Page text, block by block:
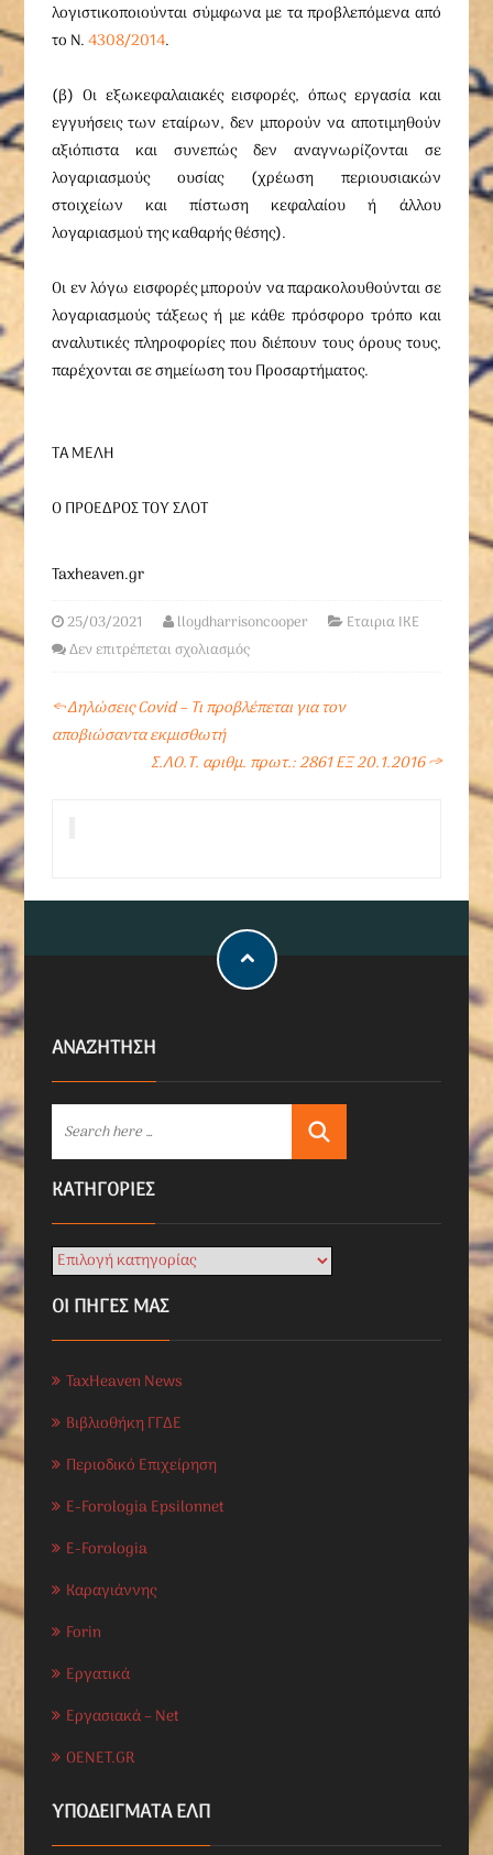
λογιστικοποιούνται σύμφωνα με τα προβλεπόμενα από
το Ν.4308/2014.
(β) Οι εξωκεφαλαιακές εισφορές, όπως εργασία και
εγγυήσεις των εταίρων, δεν μπορούν να αποτιμηθούν
αξιόπιστα και συνεπώς δεν αναγνωρίζονται σε
λογαριασμούς ουσίας (χρέωση περιουσιακών
στοιχείων και πίστωση κεφαλαίου ή άλλου
λογαριασμού της καθαρής θέσης).
Οι εν λόγω εισφορές μπορούν να παρακολουθούνται σε
λογαριασμούς τάξεως ή με κάθε πρόσφορο τρόπο και
αναλυτικές πληροφορίες που διέπουν τους όρους τους,
παρέχονται σε σημείωση του Προσαρτήματος.
ΤΑ ΜΕΛΗ
Ο ΠΡΟΕΔΡΟΣ ΤΟΥ ΣΛΟΤ
Taxheaven.gr
25/03/2021 lloydharrisoncooper
Εταιρια ΙΚΕ
Δεν επιτρέπεται σχολιασμός
←Δηλώσεις Covid – Τι προβλέπεται για τον
αποβιώσαντα εκμισθωτή
Σ.ΛΟ.Τ. αριθμ. πρωτ.: 2861 ΕΞ 20.1.2016→
ΑΝΑΖΗΤΗΣΗ
KΑΤΗΓΟΡΊΕΣ
ΟΙ ΠΗΓΕΣ ΜΑΣ
TaxHeaven News
Βιβλιοθήκη ΓΓΔΕ
Περιοδικό Επιχείρηση
E-Forologia Epsilonnet
E-Forologia
Καραγιάννης
Forin
Εργατικά
Εργασιακά – Net
OENET.GR
ΥΠΟΔΕΊΓΜΑΤΑ ΕΛΠ